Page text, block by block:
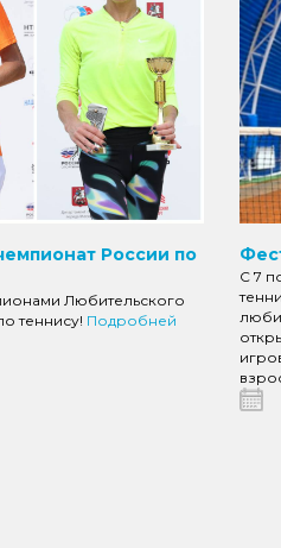
России по
Любительского
теннису! Подробней
С 7